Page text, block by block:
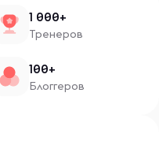
1 000+
Тренеров
100+
Блоггеров